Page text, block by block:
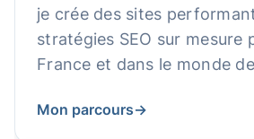
je crée des sites
stratégies SEO sur mesure
France et dans le monde
Mon parcours→